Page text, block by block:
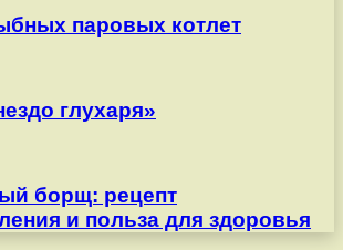
паровых котлет
глухаря»
борщ: рецепт
и польза для здоровья